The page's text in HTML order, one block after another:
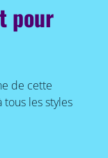
pour
de cette
les styles